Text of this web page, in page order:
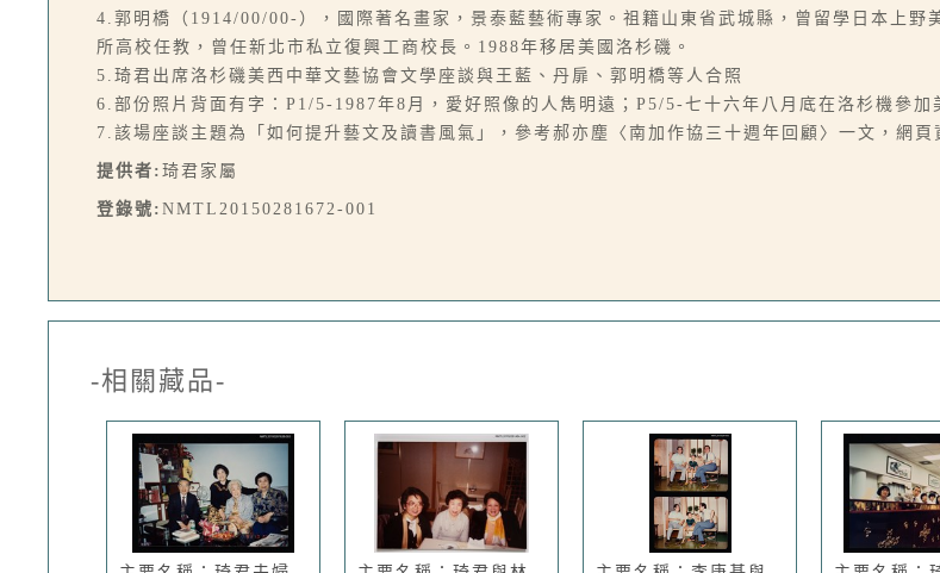
4.郭明橋（1914/00/00-），國際著名畫家，景泰藍藝術專家。祖籍山東省武城縣，曾留學日本上野
所高校任教，曾任新北市私立復興工商校長。1988年移居美國洛杉磯。
5.琦君出席洛杉磯美西中華文藝協會文學座談與王藍、丹扉、郭明橋等人合照
6.部份照片背面有字：P1/5-1987年8月，愛好照像的人雋明遠；P5/5-七十六年八月底在洛杉機參加
7.該場座談主題為「如何提升藝文及讀書風氣」，參考郝亦塵〈南加作協三十週年回顧〉一文，
提供者: 琦君家屬
登錄號: NMTL20150281672-001
-相關藏品-